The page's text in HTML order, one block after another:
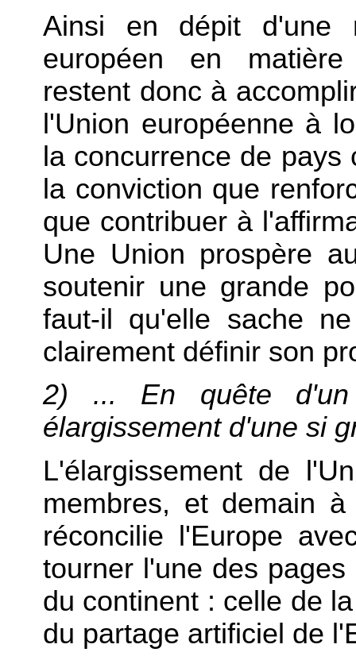
Ainsi en dépit d'une
européen en
restent donc à
l'Union européenne à
la concurrence de pays
la conviction que
que contribuer à
Une Union prospère
soutenir une grande
faut-il qu'elle sache
clairement définir son
2) ... En quête d'un
élargissement d'une si
L'élargissement de
membres, et demain
réconcilie l'Europe
tourner l'une des
du continent : celle de
du partage artificiel de